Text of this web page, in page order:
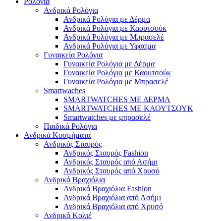
Ανδρικά Ρολόγια
Ανδρικά Ρολόγια με Δέρμα
Ανδρικά Ρολόγια με Καουτσούκ
Ανδρικά Ρολόγια με Μπρασελέ
Ανδρικά Ρολόγια με Υφασμα
Γυναικεία Ρολόγια
Γυναικεία Ρολόγια με Δέρμα
Γυναικεία Ρολόγια με Καουτσούκ
Γυναικεία Ρολόγια με Μπρασελέ
Smartwaches
SMARTWATCHES ΜΕ ΔΕΡΜΑ
SMARTWATCHES ΜΕ ΚΑΟΥΤΣΟΥΚ
Smartwatches με μπρασελέ
Παιδικά Ρολόγια
Ανδρικά Κοσμήματα
Ανδρικός Σταυρός
Ανδρικός Σταυρός Fashion
Ανδρικός Σταυρός από Ασήμι
Ανδρικός Σταυρός από Χρυσό
Ανδρικά Βραχιόλια
Ανδρικά Βραχιόλια Fashion
Ανδρικά Βραχιόλια από Ασήμι
Ανδρικά Βραχιόλια από Χρυσό
Ανδρικό Κολιέ